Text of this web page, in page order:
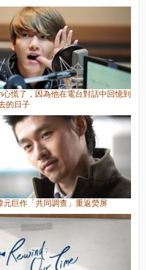
慌了，因為他在電台對話中回憶到
的日子
元巨作「共同調查」重返熒屏